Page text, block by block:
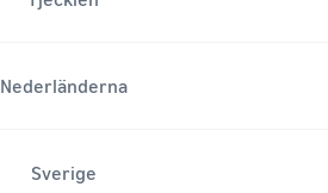
Nederländerna
Sverige